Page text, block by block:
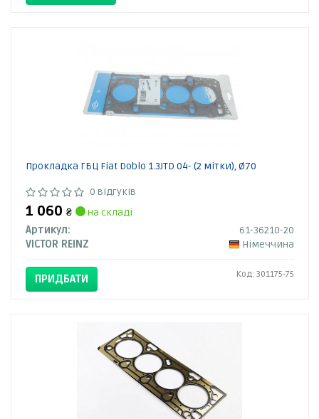
Прокладка ГБЦ Fiat Doblo 1.3JTD 04- (2 мітки), Ø70
0 відгуків
1 060 ₴
на складі
Артикул:
61-36210-20
VICTOR REINZ
Німеччина
ПРИДБАТИ Код: 301175-75